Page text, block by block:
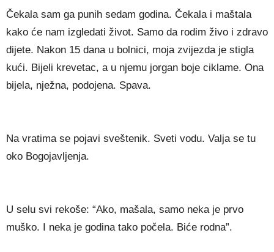
Čekala sam ga punih sedam godina. Čekala i maštala
kako će nam izgledati život. Samo da rodim živo i zdravo
dijete. Nakon 15 dana u bolnici, moja zvijezda je stigla
kući. Bijeli krevetac, a u njemu jorgan boje ciklame. Ona
bijela, nježna, podojena. Spava.
Na vratima se pojavi sveštenik. Sveti vodu. Valja se tu
oko Bogojavljenja.
U selu svi rekoše: “Ako, mašala, samo neka je prvo
muško. I neka je godina tako počela. Biće rodna”.